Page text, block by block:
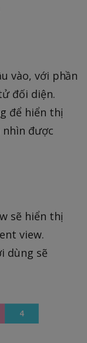
vào, với phần
đối diện.
để hiển thị
nhìn được
sẽ hiển thị
view.
dùng sẽ